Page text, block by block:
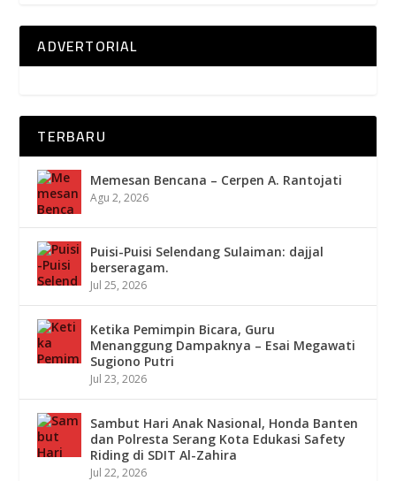
ADVERTORIAL
TERBARU
Memesan Bencana – Cerpen A. Rantojati
Agu 2, 2026
Puisi-Puisi Selendang Sulaiman: dajjal
berseragam.
Jul 25, 2026
Ketika Pemimpin Bicara, Guru
Menanggung Dampaknya – Esai Megawati
Sugiono Putri
Jul 23, 2026
Sambut Hari Anak Nasional, Honda Banten
dan Polresta Serang Kota Edukasi Safety
Riding di SDIT Al-Zahira
Jul 22, 2026